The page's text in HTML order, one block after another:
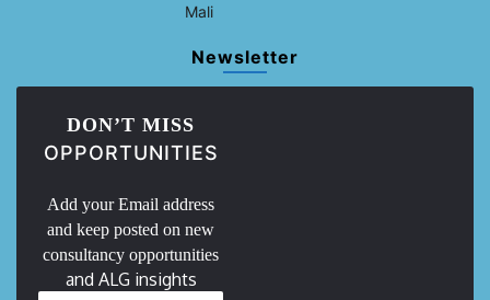
Mali
Newsletter
DON’T MISS
OPPORTUNITIES
Add your Email address
and keep posted on new
consultancy opportunities
and ALG insights